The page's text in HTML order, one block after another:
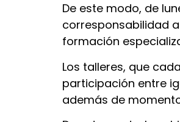
De este modo, de
corresponsabilidad
formación
Los talleres, que
participación entre
además de